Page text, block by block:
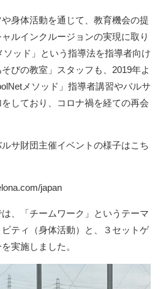
身体活動を通じて、教育機会の提
ルインクルージョンの実現に取り
ソッド」という指導法を指導者向け
びの教室」スタッフも、2019年よ
メソッド」指導者講習やバルサ
しており、コロナ禍を経ての再会
サ財団主催イベントの様子はこち
japan
、「チームワーク」というテーマ
ティ（身体活動）と、３セットゲ
実施しました。